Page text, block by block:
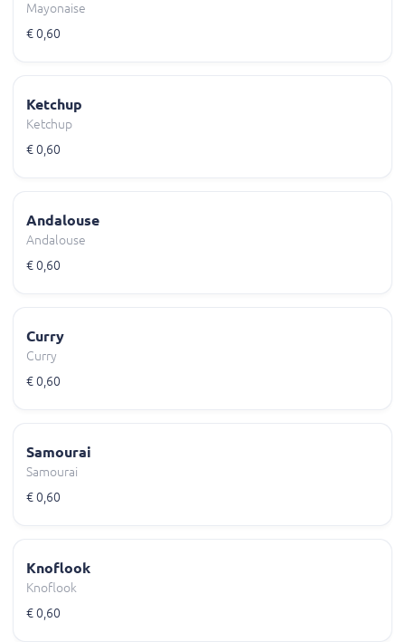
Mayonaise
€ 0,60
Ketchup
Ketchup
€ 0,60
Andalouse
Andalouse
€ 0,60
Curry
Curry
€ 0,60
Samourai
Samourai
€ 0,60
Knoflook
Knoflook
€ 0,60